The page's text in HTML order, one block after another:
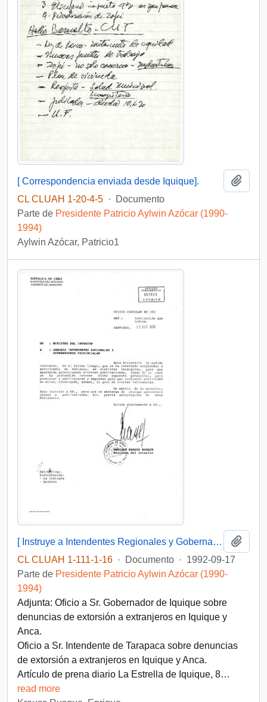
[ Correspondencia enviada desde Iquique].
CL CLUAH 1-20-4-5 ·
Documento
Parte de Presidente Patricio Aylwin Azócar (1990-
1994)
Aylwin Azócar, Patricio1
[ Instruye a Intendentes Regionales y Gobernadores Provinciales para que se abstengan de otorgar patrocinio alguno a publicaciones, sin previa autorización del Ministerio del Interior]
CL CLUAH 1-111-1-16 · Documento · 1992-09-17
Parte de Presidente Patricio Aylwin Azócar (1990-
1994)
Adjunta: Oficio a Sr. Gobernador de Iquique sobre
denuncias de extorsión a extranjeros en Iquique y
Anca.
Oficio a Sr. Intendente de Tarapaca sobre denuncias
de extorsión a extranjeros en Iquique y Anca.
Artículo de prena diario La Estrella de Iquique, 8…
read more